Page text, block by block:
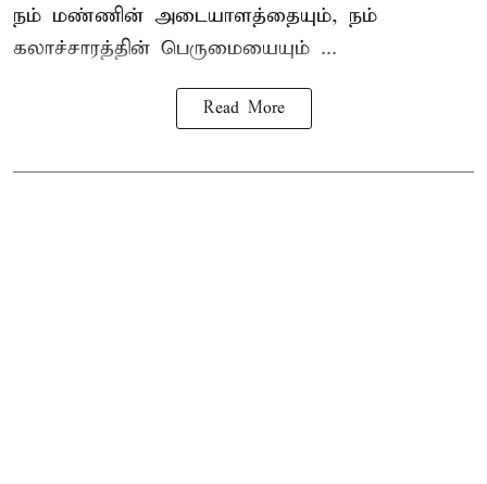
நம் மண்ணின் அடையாளத்தையும், நம்
கலாச்சாரத்தின் பெருமையையும் ...
Read More